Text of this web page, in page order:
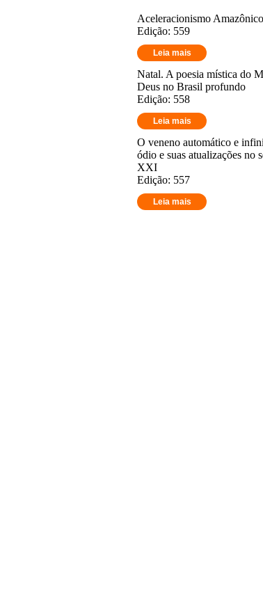
Aceleracionismo Amazônico
Edição: 559
Leia mais
Natal. A poesia mística do
Deus no Brasil profundo
Edição: 558
Leia mais
O veneno automático e
ódio e suas atualizações no
XXI
Edição: 557
Leia mais